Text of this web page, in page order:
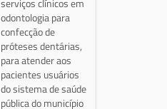
serviços clínicos em
odontologia para
confecção de
próteses dentárias,
para atender aos
pacientes usuários
do sistema de saúde
pública do município